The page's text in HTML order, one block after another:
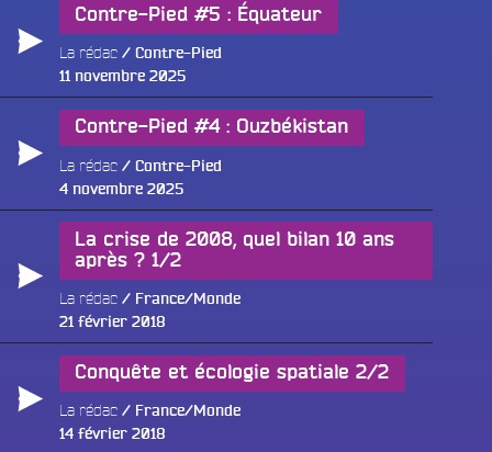
Contre-Pied #5 : Équateur
La rédac
Contre-Pied
Publié
11 novembre 2025
Contre-Pied #4 : Ouzbékistan
La rédac
Contre-Pied
Publié
4 novembre 2025
La crise de 2008, quel bilan 10 ans
après ? 1/2
La rédac
France/Monde
Publié
21 février 2018
Conquête et écologie spatiale 2/2
La rédac
France/Monde
Publié
14 février 2018